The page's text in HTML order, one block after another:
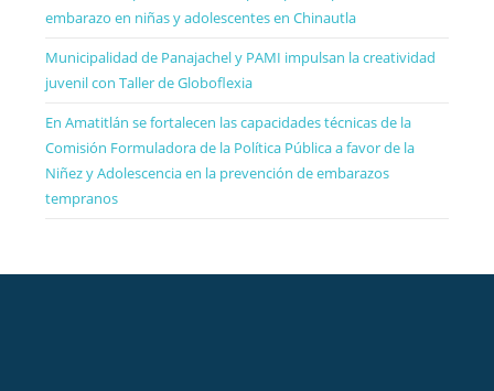
embarazo en niñas y adolescentes en Chinautla
Municipalidad de Panajachel y PAMI impulsan la creatividad
juvenil con Taller de Globoflexia
En Amatitlán se fortalecen las capacidades técnicas de la
Comisión Formuladora de la Política Pública a favor de la
Niñez y Adolescencia en la prevención de embarazos
tempranos